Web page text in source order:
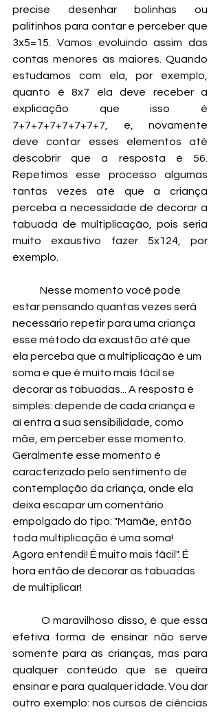
precise desenhar bolinhas ou
palitinhos para contar e perceber que
3x5=15. Vamos evoluindo assim das
contas menores às maiores. Quando
estudamos com ela, por exemplo,
quanto é 8x7 ela deve receber a
explicação que isso é
7+7+7+7+7+7+7+7, e, novamente
deve contar esses elementos até
descobrir que a resposta é 56.
Repetimos esse processo algumas
tantas vezes até que a criança
perceba a necessidade de decorar a
tabuada de multiplicação, pois seria
muito exaustivo fazer 5x124, por
exemplo.
estar pensando quantas vezes será
necessário repetir para uma criança
esse método da exaustão até que
ela perceba que a multiplicação é um
soma e que é muito mais fácil se
decorar as tabuadas... A resposta é
simples: depende de cada criança e
aí entra a sua sensibilidade, como
mãe, em perceber esse momento.
Geralmente esse momento é
caracterizado pelo sentimento de
contemplação da criança, onde ela
deixa escapar um comentário
empolgado do tipo: "Mamãe, então
toda multiplicação é uma soma!
Agora entendi! É muito mais fácil". É
hora então de decorar as tabuadas
de multiplicar!
efetiva forma de ensinar não serve
somente para as crianças, mas para
qualquer conteúdo que se queira
ensinar e para qualquer idade. Vou dar
outro exemplo: nos cursos de ciências